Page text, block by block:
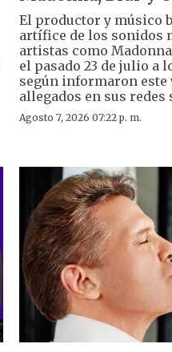
El productor y músico
artífice de los sonidos
artistas como
el pasado 23 de julio a
según informaron
allegados en sus redes
Agosto 7, 2026 07:22 p. m.